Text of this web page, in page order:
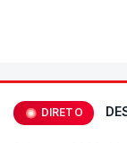
No primeiro
da II Liga, vai
casa (15:30),
apenas
DIRETO